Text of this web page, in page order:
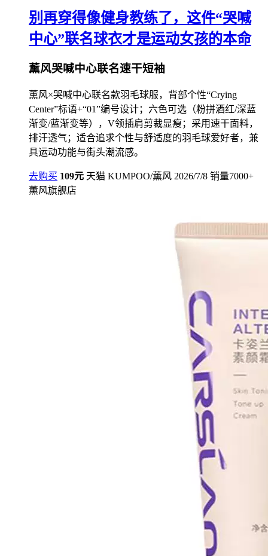
别再穿得像健身教练了，这件“哭喊
中心”联名球衣才是运动女孩的本命
薰风哭喊中心联名速干短袖
薰风×哭喊中心联名款羽毛球服，背部个性“Crying
Center”标语+“01”编号设计；六色可选（粉拼酒红/深蓝
渐变/蓝渐变等），V领插肩剪裁显瘦；采用速干面料，
排汗透气；适合追求个性与舒适度的羽毛球爱好者，兼
具运动功能与街头潮流感。
去购买 109元 天猫 KUMPOO/薰风 2026/7/8 销量7000+
薰风旗舰店